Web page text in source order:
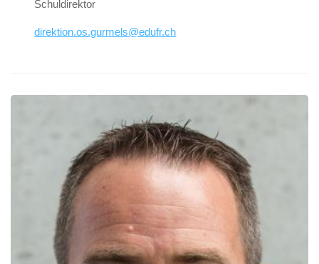
Schuldirektor
direktion.os.gurmels@edufr.ch